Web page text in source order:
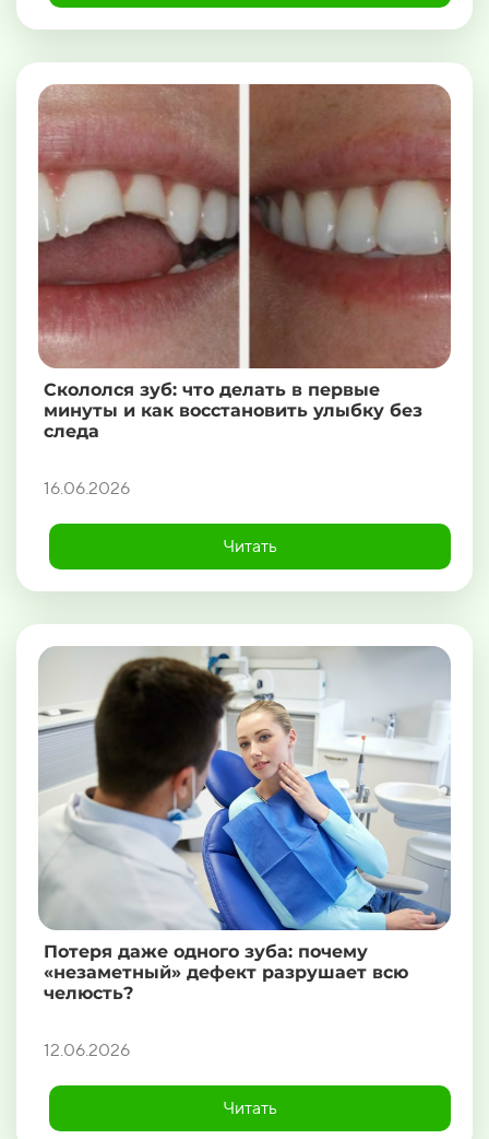
Скололся зуб: что делать в первые
минуты и как восстановить улыбку без
следа
16.06.2026
Читать
Потеря даже одного зуба: почему
«незаметный» дефект разрушает всю
челюсть?
12.06.2026
Читать